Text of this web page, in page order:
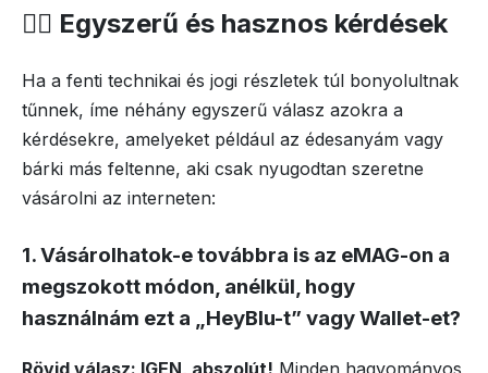
🙋‍♀️ Egyszerű és hasznos kérdések
Ha a fenti technikai és jogi részletek túl bonyolultnak
tűnnek, íme néhány egyszerű válasz azokra a
kérdésekre, amelyeket például az édesanyám vagy
bárki más feltenne, aki csak nyugodtan szeretne
vásárolni az interneten:
1. Vásárolhatok-e továbbra is az eMAG-on a
megszokott módon, anélkül, hogy
használnám ezt a „HeyBlu-t” vagy Wallet-et?
Rövid válasz: IGEN, abszolút! Minden hagyományos